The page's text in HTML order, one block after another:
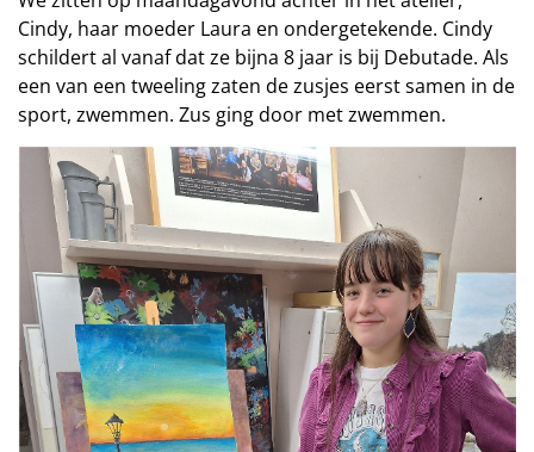
Cindy, haar moeder Laura en ondergetekende. Cindy
schildert al vanaf dat ze bijna 8 jaar is bij Debutade. Als
een van een tweeling zaten de zusjes eerst samen in de
sport, zwemmen. Zus ging door met zwemmen.